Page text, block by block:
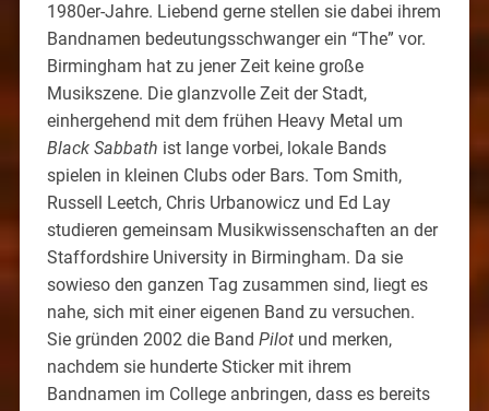
1980er-Jahre. Liebend gerne stellen sie dabei ihrem
Bandnamen bedeutungsschwanger ein “The” vor.
Birmingham hat zu jener Zeit keine große
Musikszene. Die glanzvolle Zeit der Stadt,
einhergehend mit dem frühen Heavy Metal um
Black Sabbath ist lange vorbei, lokale Bands
spielen in kleinen Clubs oder Bars. Tom Smith,
Russell Leetch, Chris Urbanowicz und Ed Lay
studieren gemeinsam Musikwissenschaften an der
Staffordshire University in Birmingham. Da sie
sowieso den ganzen Tag zusammen sind, liegt es
nahe, sich mit einer eigenen Band zu versuchen.
Sie gründen 2002 die Band Pilotund merken,
nachdem sie hunderte Sticker mit ihrem
Bandnamen im College anbringen, dass es bereits